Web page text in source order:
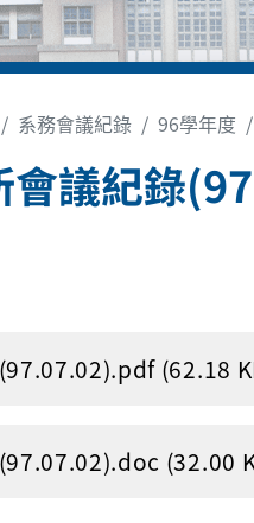
系務會議紀錄 96學年度
會議紀錄
(62.18
(32.00